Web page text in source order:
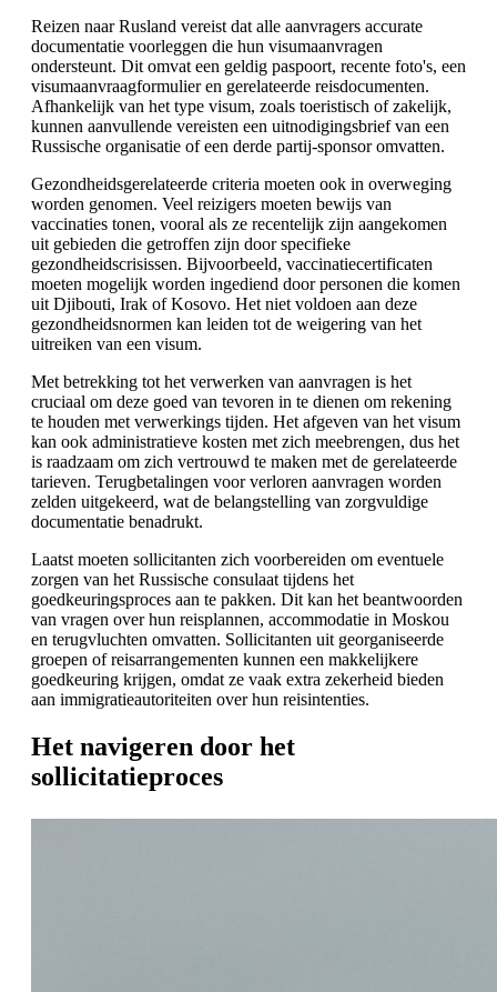
Reizen naar Rusland vereist dat alle aanvragers accurate
documentatie voorleggen die hun visumaanvragen
ondersteunt. Dit omvat een geldig paspoort, recente foto's, een
visumaanvraagformulier en gerelateerde reisdocumenten.
Afhankelijk van het type visum, zoals toeristisch of zakelijk,
kunnen aanvullende vereisten een uitnodigingsbrief van een
Russische organisatie of een derde partij-sponsor omvatten.
Gezondheidsgerelateerde criteria moeten ook in overweging
worden genomen. Veel reizigers moeten bewijs van
vaccinaties tonen, vooral als ze recentelijk zijn aangekomen
uit gebieden die getroffen zijn door specifieke
gezondheidscrisissen. Bijvoorbeeld, vaccinatiecertificaten
moeten mogelijk worden ingediend door personen die komen
uit Djibouti, Irak of Kosovo. Het niet voldoen aan deze
gezondheidsnormen kan leiden tot de weigering van het
uitreiken van een visum.
Met betrekking tot het verwerken van aanvragen is het
cruciaal om deze goed van tevoren in te dienen om rekening
te houden met verwerkings tijden. Het afgeven van het visum
kan ook administratieve kosten met zich meebrengen, dus het
is raadzaam om zich vertrouwd te maken met de gerelateerde
tarieven. Terugbetalingen voor verloren aanvragen worden
zelden uitgekeerd, wat de belangstelling van zorgvuldige
documentatie benadrukt.
Laatst moeten sollicitanten zich voorbereiden om eventuele
zorgen van het Russische consulaat tijdens het
goedkeuringsproces aan te pakken. Dit kan het beantwoorden
van vragen over hun reisplannen, accommodatie in Moskou
en terugvluchten omvatten. Sollicitanten uit georganiseerde
groepen of reisarrangementen kunnen een makkelijkere
goedkeuring krijgen, omdat ze vaak extra zekerheid bieden
aan immigratieautoriteiten over hun reisintenties.
Het navigeren door het
sollicitatieproces